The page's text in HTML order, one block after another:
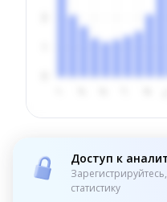
Доступ к
статистику